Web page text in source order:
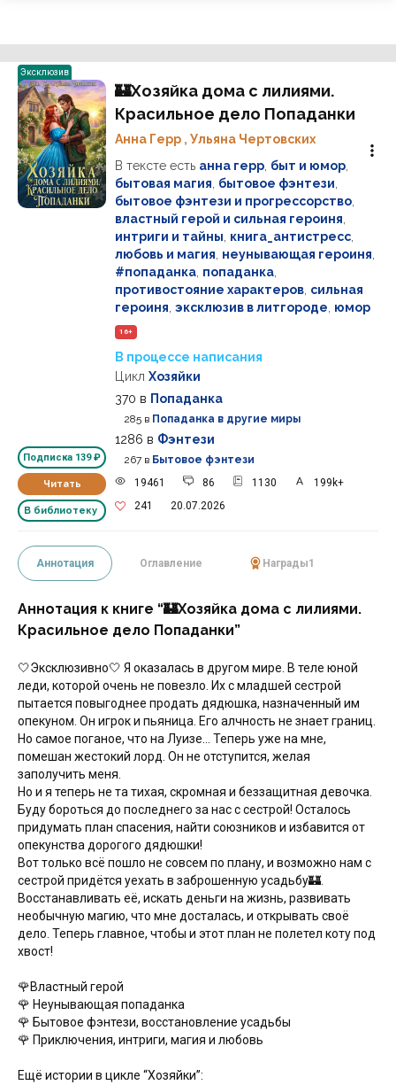
Эксклюзив
Подписка 139 ₽
Читать
В библиотеку
🏰Хозяйка дома с лилиями.
Красильное дело Попаданки
Анна Герр , Ульяна Чертовских
В тексте есть анна герр быт и юмор
бытовая магия бытовое фэнтези
бытовое фэнтези и прогрессорство
властный герой и сильная героиня
интриги и тайны книга_антистресс
любовь и магия неунывающая героиня
#попаданка попаданка
противостояние характеров сильная
героиня эксклюзив в литгороде юмор
16+
В процессе написания
Цикл Хозяйки
370 в Попаданка
285 в Попаданка в другие миры
1286 в Фэнтези
267 в Бытовое фэнтези
19461
86 1130
199k+
241
20.07.2026
Аннотация Оглавление Награды1
Аннотация к книге “🏰Хозяйка дома с лилиями.
Красильное дело Попаданки”
🤍Эксклюзивно🤍 Я оказалась в другом мире. В теле юной
леди, которой очень не повезло. Их с младшей сестрой
пытается повыгоднее продать дядюшка, назначенный им
опекуном. Он игрок и пьяница. Его алчность не знает границ.
Но самое поганое, что на Луизе… Теперь уже на мне,
помешан жестокий лорд. Он не отступится, желая
заполучить меня.
Но и я теперь не та тихая, скромная и беззащитная девочка.
Буду бороться до последнего за нас с сестрой! Осталось
придумать план спасения, найти союзников и избавится от
опекунства дорогого дядюшки!
Вот только всё пошло не совсем по плану, и возможно нам с
сестрой придётся уехать в заброшенную усадьбу🏰.
Восстанавливать её, искать деньги на жизнь, развивать
необычную магию, что мне досталась, и открывать своё
дело. Теперь главное, чтобы и этот план не полетел коту под
хвост!
🌹Властный герой
🌹 Неунывающая попаданка
🌹 Бытовое фэнтези, восстановление усадьбы
🌹 Приключения, интриги, магия и любовь
Ещё истории в цикле “Хозяйки”: